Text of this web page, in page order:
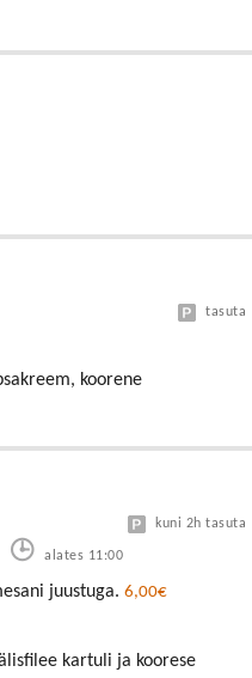
tasuta
koorene
alates 11:00
kuni 2h tasuta
juustuga. 6,00€
kartuli ja koorese